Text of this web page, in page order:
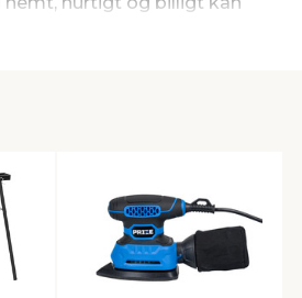
projekt. Her finder du en